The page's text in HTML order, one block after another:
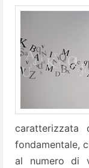
caratterizzata
fondamentale,
al numero di